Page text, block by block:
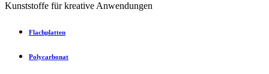
Kunststoffe für kreative Anwendungen
Flachplatten
Polycarbonat